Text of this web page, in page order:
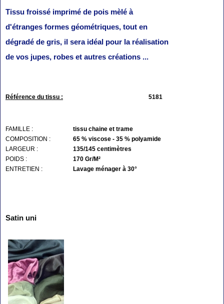
Tissu froissé imprimé de pois mèlé à
d'étranges formes géométriques, tout en
dégradé de gris, il sera idéal pour la réalisation
de vos jupes, robes et autres créations ...
Référence du tissu : 5181
FAMILLE :
tissu chaine et trame
COMPOSITION :
65 % viscose - 35 % polyamide
LARGEUR :
135/145 centimètres
POIDS :
170 Gr/M²
ENTRETIEN :
Lavage ménager à 30°
Satin uni